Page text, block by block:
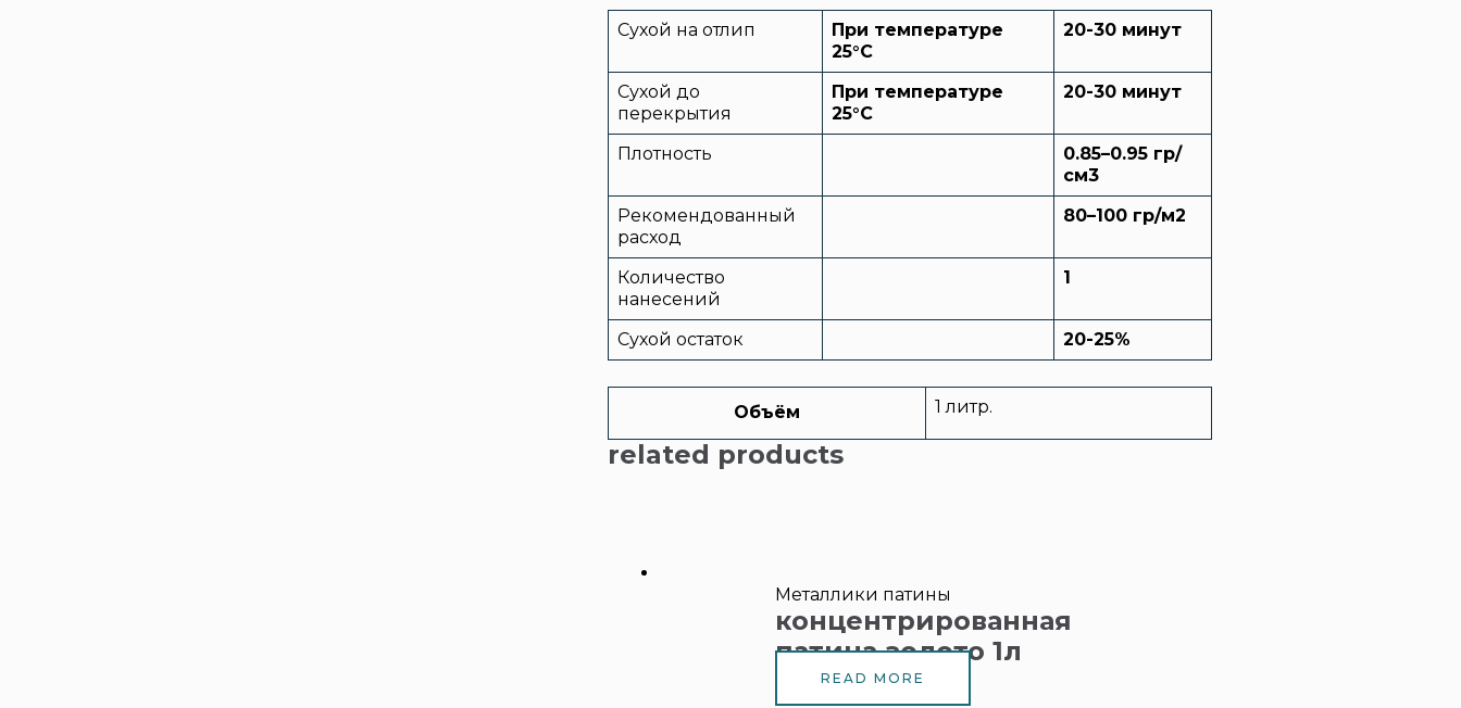
Сухой на отлип
При температуре
25°C
20-30 минут
Сухой до
перекрытия
При температуре
25°C
20-30 минут
Плотность
0.85–0.95 гр/
см3
Рекомендованный
расход
80–100 гр/м2
Количество
нанесений
1
Сухой остаток 20-25%
Объём 1 литр.
related products
Металлики патины
концентрированная
патина золото 1л
READ MORE